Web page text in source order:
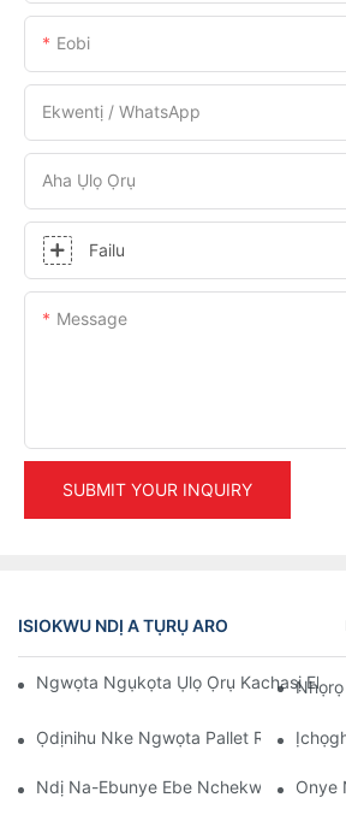
Eobi
Ekwentị / WhatsApp
Aha Ụlọ Ọrụ
Failu
Message
SUBMIT YOUR INQUIRY
ISIOKWU NDỊ A TỤRỤ ARO
Ngwọta Ngụkọta Ụlọ Ọrụ Kachasị Elu
Ọdịnihu Nke Ngwọta Pallet Rack:
Ndị Na-Ebunye Ebe Nchekwa Ihe: Ihe
Onye